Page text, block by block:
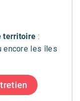
territoire :
encore les îles